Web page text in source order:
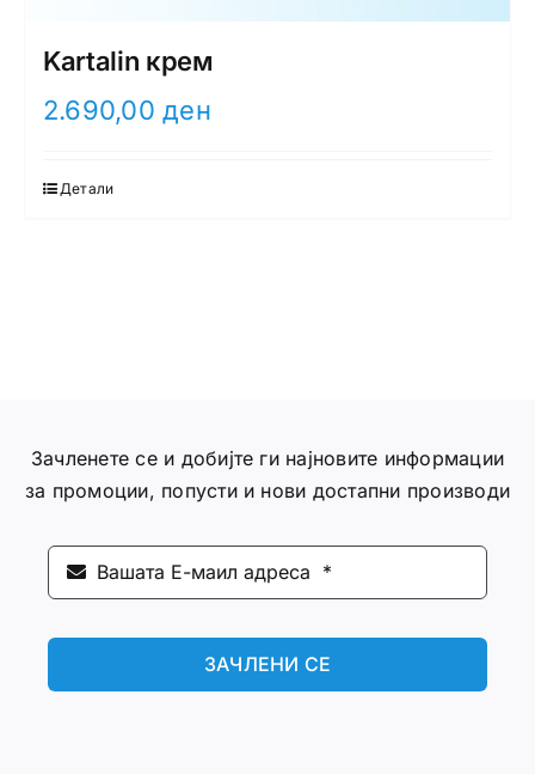
Kartalin крем
2.690,00ден
Детали
Зачленете се и добијте ги најновите информации
за промоции, попусти и нови достапни производи
ЗАЧЛЕНИ СЕ